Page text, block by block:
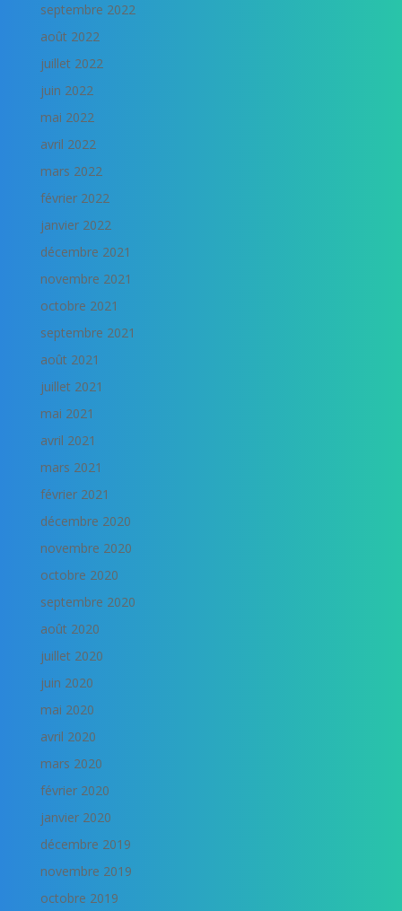
septembre 2022
août 2022
juillet 2022
juin 2022
mai 2022
avril 2022
mars 2022
février 2022
janvier 2022
décembre 2021
novembre 2021
octobre 2021
septembre 2021
août 2021
juillet 2021
mai 2021
avril 2021
mars 2021
février 2021
décembre 2020
novembre 2020
octobre 2020
septembre 2020
août 2020
juillet 2020
juin 2020
mai 2020
avril 2020
mars 2020
février 2020
janvier 2020
décembre 2019
novembre 2019
octobre 2019